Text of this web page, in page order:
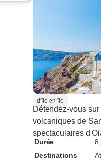
d'île en île
Détendez-vous
volcaniques de
spectaculaires
Durée
8
Destinations